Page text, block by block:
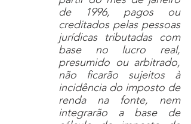
de 1996, pagos ou
creditados pelas pessoas
jurídicas tributadas com
base no lucro real,
presumido ou arbitrado,
não ficarão sujeitos à
incidência do imposto de
renda na fonte, nem
integrarão a base de